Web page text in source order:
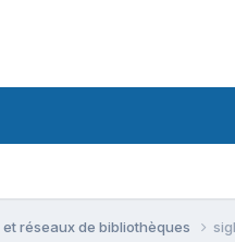
réseaux de bibliothèques